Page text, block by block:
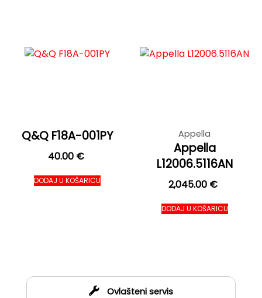
Q&Q F18A-001PY
40.00 €
DODAJ U KOŠARICU
Appella
Appella
L12006.5116AN
2,045.00 €
DODAJ U KOŠARICU
Ovlašteni servis